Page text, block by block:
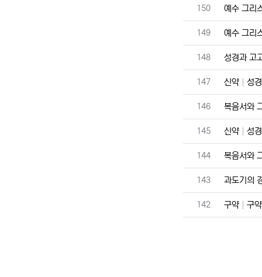
번호
150 예수 그리
번호
149 예수 그리
번호
148 성경과 고
번호
147 신약 성
번호
146 복음서와
번호
145 신약 성
번호
144 복음서와
번호
143 과도기의
번호
142 구약 구